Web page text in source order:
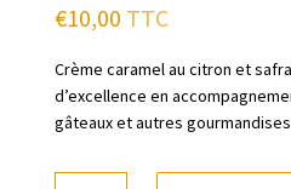
€10,00 TTC
Crème caramel au citron et
d’excellence en
gâteaux et autres